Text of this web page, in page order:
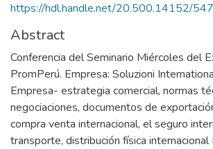
https://hdl.handle.net/20.500.14152/547
Abstract
Conferencia del Seminario Miércoles del
PromPerú. Empresa: Soluzioni
Empresa- estrategia comercial, normas
negociaciones, documentos de
compra venta internacional, el seguro
transporte, distribución física